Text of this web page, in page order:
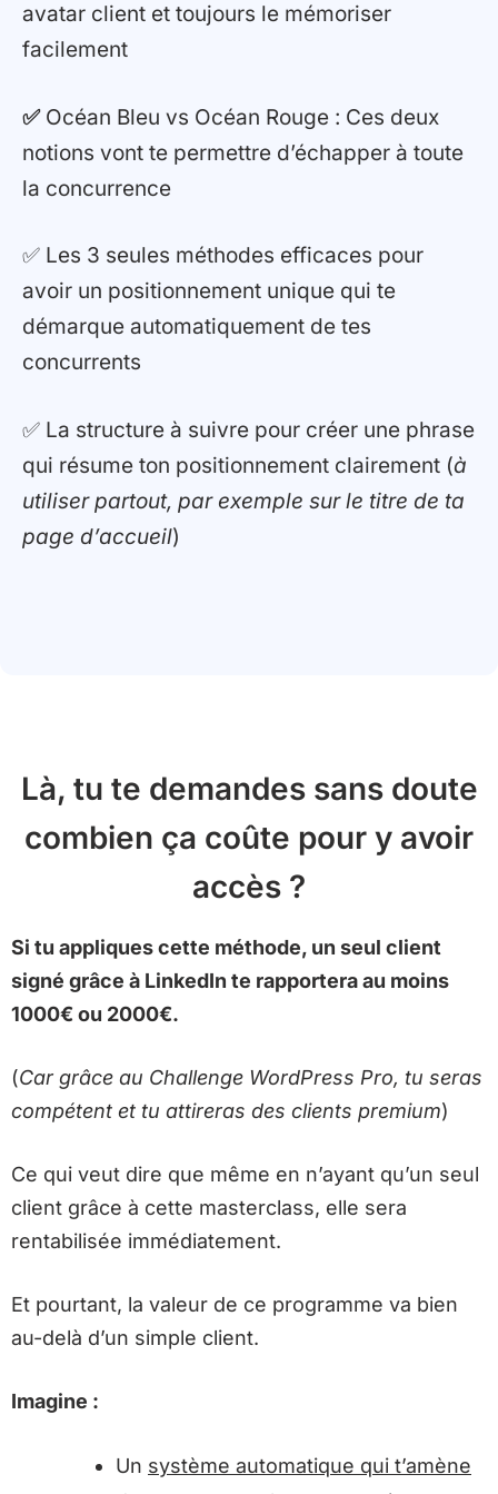
avatar client et toujours le mémoriser
facilement
✅ Océan Bleu vs Océan Rouge : Ces deux
notions vont te permettre d’échapper à toute
la concurrence
✅ Les 3 seules méthodes efficaces pour
avoir un positionnement unique qui te
démarque automatiquement de tes
concurrents
✅ La structure à suivre pour créer une phrase
qui résume ton positionnement clairement (à
utiliser partout, par exemple sur le titre de ta
page d’accueil)
Là, tu te demandes sans doute
combien ça coûte pour y avoir
accès ?
Si tu appliques cette méthode, un seul client
signé grâce à LinkedIn te rapportera au moins
1000€ ou 2000€.
(Car grâce au Challenge WordPress Pro, tu seras
compétent et tu attireras des clients premium)
Ce qui veut dire que même en n’ayant qu’un seul
client grâce à cette masterclass, elle sera
rentabilisée immédiatement.
Et pourtant, la valeur de ce programme va bien
au-delà d’un simple client.
Imagine :
Un système automatique qui t’amène